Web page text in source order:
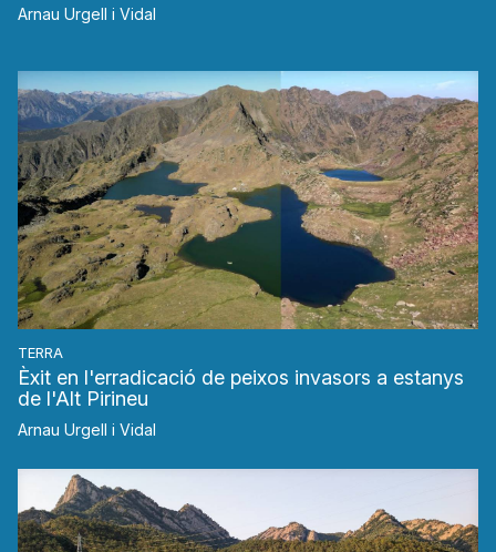
Arnau Urgell i Vidal
TERRA
Èxit en l'erradicació de peixos invasors a estanys
de l'Alt Pirineu
Arnau Urgell i Vidal